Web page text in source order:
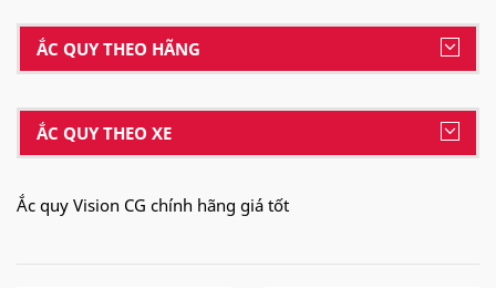
ẮC QUY THEO HÃNG
ẮC QUY THEO XE
Ắc quy Vision CG chính hãng giá tốt